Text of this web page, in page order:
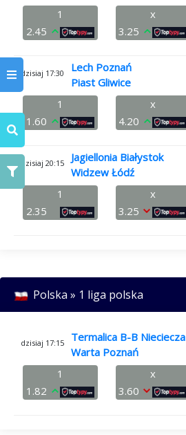
1
2.45
x
3.25
dzisiaj 17:30
Lech Poznań
Piast Gliwice
1
1.60
x
4.20
dzisiaj 20:15
Jagiellonia Białystok
Widzew Łódź
1
2.35
x
3.25
Polska » 1 liga polska
dzisiaj 17:15
Termalica B-B Nieciecza
Warta Poznań
1
1.82
x
3.60